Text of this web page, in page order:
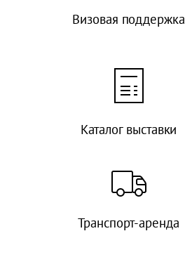
Визовая поддержка
Каталог выставки
Транспорт-аренда